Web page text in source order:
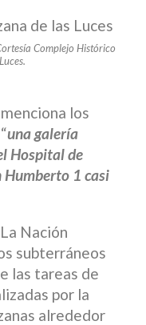
Complejo Histórico
los
una galería
Hospital de
Humberto 1 casi
Nación
subterráneos
las tareas de
por la
alrededor